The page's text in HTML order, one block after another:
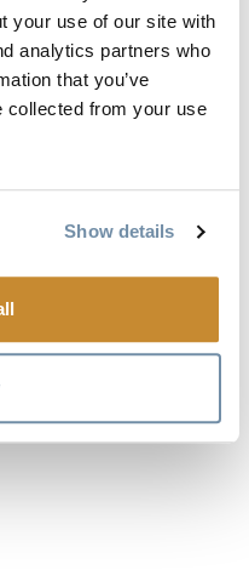
your use of our site with
analytics partners who
that you’ve
collected from your use
Show details
待 20,000 名游客：
量超过 20 万次的金色
元起。